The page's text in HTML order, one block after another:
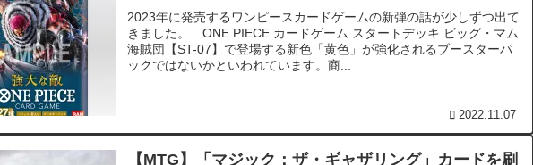
2023年に発売するワンピースカードゲームの新弾の話が少しずつ出て
きました。 ONE PIECE カードゲーム スタートデッキ ビッグ・マム
海賊団【ST-07】で登場する新色「黄色」が強化されるブースターパ
ックではないかといわれています。商...
2022.11.07
【MTG】「マジック：ザ・ギャザリング」カードを刷